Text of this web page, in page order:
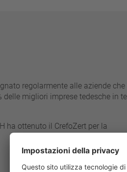
regolarmente alle aziende che
migliori imprese tedesche in
ha ottenuto il CrefoZert per la